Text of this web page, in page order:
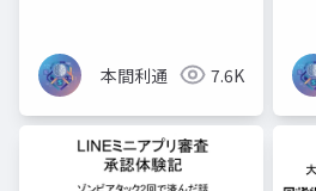
本間利通 7.6K